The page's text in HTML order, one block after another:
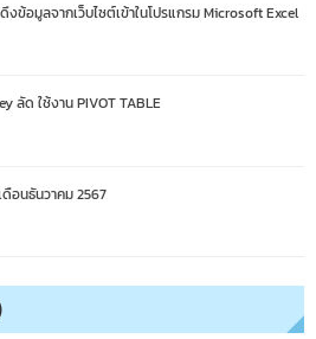
งข้อมูลจากเว็บไซต์เข้าในโปรแกรม Microsoft Excel
ลัด ใช้งาน PIVOT TABLE
อนธันวาคม 2567